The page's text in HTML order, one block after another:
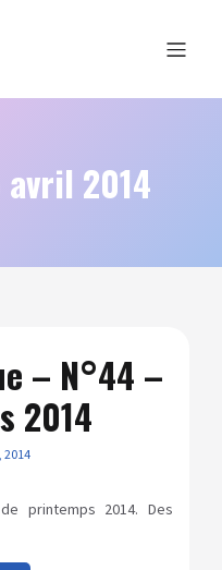
avril 2014
– N°44 –
2014
2014
printemps 2014. Des